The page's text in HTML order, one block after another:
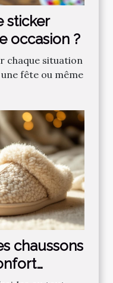
sticker
occasion ?
chaque situation
fête ou même
chaussons